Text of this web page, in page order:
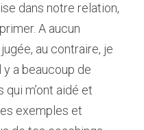
dans notre relation,
A aucun
au contraire, je
a beaucoup de
m’ont aidé et
exemples et